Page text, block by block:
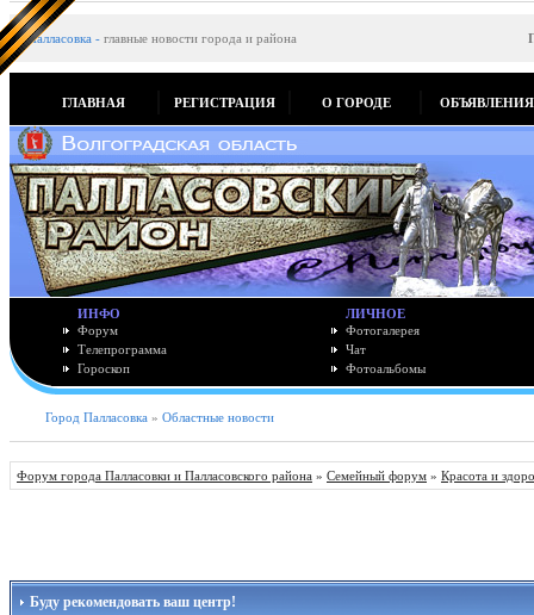
Палласовка - главные новости города и района
ГЛАВНАЯ РЕГИСТРАЦИЯ О ГОРОДЕ ОБЪЯВЛЕНИЯ
ИНФО
Форум
Телепрограмма
Гороскоп
ЛИЧНОЕ
Фотогалерея
Чат
Фотоальбомы
Город Палласовка » Областные новости
Форум города Палласовки и Палласовского района » Семейный форум » Красота и
Буду рекомендовать ваш центр!